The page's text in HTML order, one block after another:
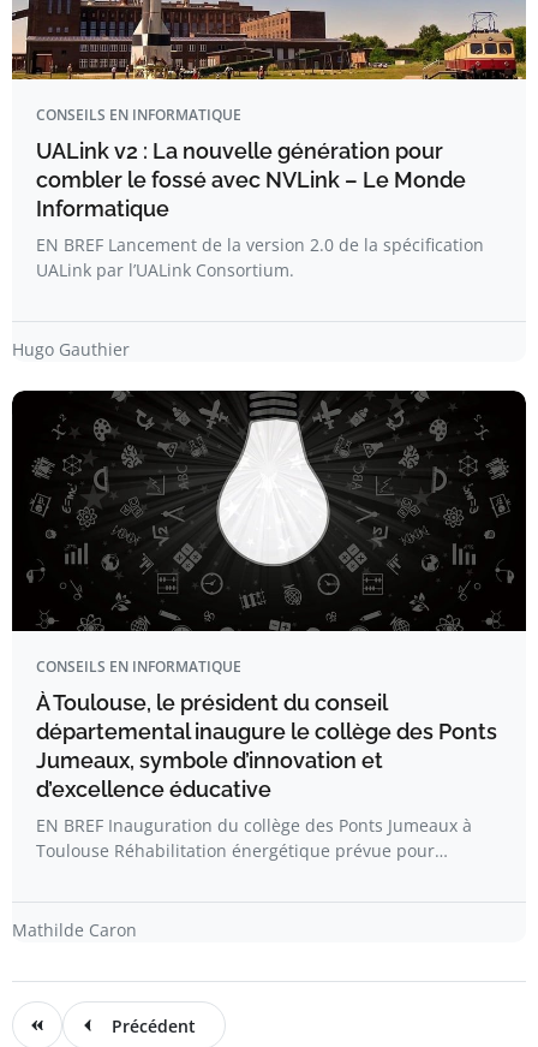
CONSEILS EN INFORMATIQUE
UALink v2 : La nouvelle génération pour
combler le fossé avec NVLink – Le Monde
Informatique
EN BREF Lancement de la version 2.0 de la spécification
UALink par l’UALink Consortium.
Hugo Gauthier
CONSEILS EN INFORMATIQUE
À Toulouse, le président du conseil
départemental inaugure le collège des Ponts
Jumeaux, symbole d’innovation et
d’excellence éducative
EN BREF Inauguration du collège des Ponts Jumeaux à
Toulouse Réhabilitation énergétique prévue pour…
Mathilde Caron
Précédent